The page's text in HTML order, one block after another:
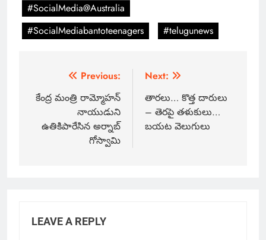
#SocialMedia@Australia
#SocialMediabantoteenagers
#telugunews
Previous:
కేంద్ర మంత్రి రామ్మోహన్‌
నాయుడుని
ఉతికిపారేసిన అర్నాబ్‌
గోస్వామి
Next:
తారలు… కొత్త దారులు
– తెరపై తళుకులు…
బయట వెలుగులు
LEAVE A REPLY